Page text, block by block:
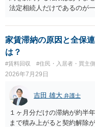
法定相続人だけであるのが
する動機づけがなくなりま
も、建物を賃貸人に一日も
するのが良いと思います。
あるお知り合いさんにとっ
められるため望ましいやり
家賃滞納の原因と全保
は？
#賃料回収 #住民・入居者・買主側
2026年7月29日
吉田 雄大 弁護士
１ヶ月分だけの滞納が約半
まで積み上がると契約解除